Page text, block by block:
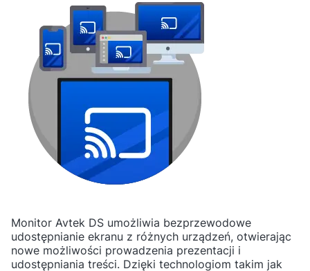
Monitor Avtek DS umożliwia bezprzewodowe
udostępnianie ekranu z różnych urządzeń, otwierając
nowe możliwości prowadzenia prezentacji i
udostępniania treści. Dzięki technologiom takim jak